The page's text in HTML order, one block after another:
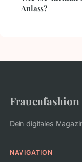
Anlass?
Frauenfashion
Dein digitales
NAVIGATION